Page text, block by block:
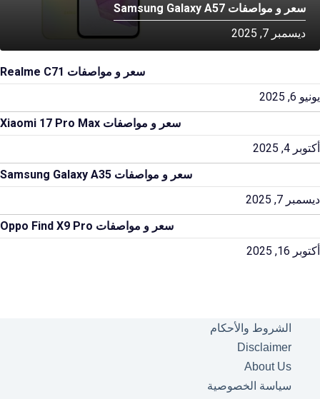
سعر و مواصفات Samsung Galaxy A57
ديسمبر 7, 2025
سعر و مواصفات Realme C71
يونيو 6, 2025
سعر و مواصفات Xiaomi 17 Pro Max
أكتوبر 4, 2025
سعر و مواصفات Samsung Galaxy A35
ديسمبر 7, 2025
سعر و مواصفات Oppo Find X9 Pro
أكتوبر 16, 2025
الشروط والأحكام
Disclaimer
About Us
سياسة الخصوصية